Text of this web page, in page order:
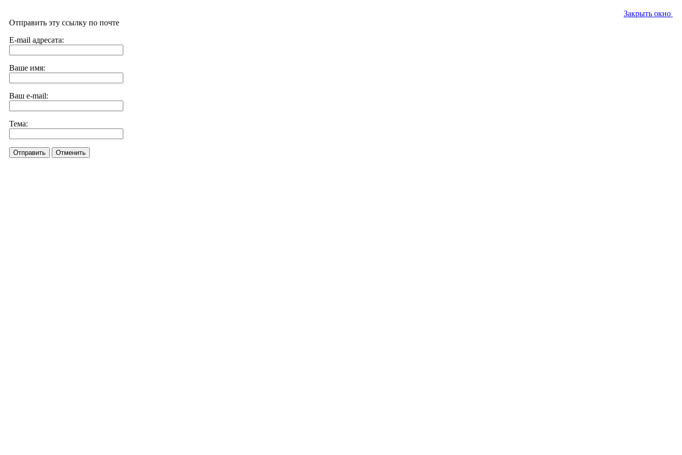
Закрыть окно
Отправить эту ссылку по почте
E-mail адресата:
Ваше имя:
Ваш e-mail:
Тема:
Отправить Отменить